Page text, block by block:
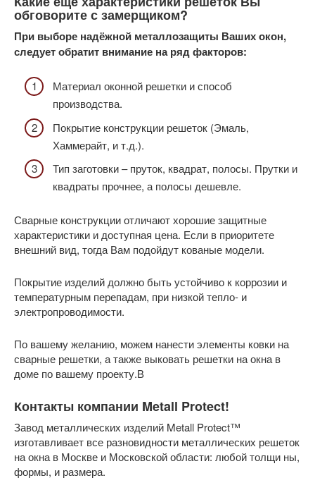
обговорите с замерщиком?
При выборе надёжной металлозащиты Ваших окон,
следует обратит внимание на ряд факторов:
Материал оконной решетки и способ
производства.
Покрытие конструкции решеток (Эмаль,
Хаммерайт, и т.д.).
Тип заготовки – пруток, квадрат, полосы. Прутки и
квадраты прочнее, а полосы дешевле.
Сварные конструкции отличают хорошие защитные
характеристики и доступная цена. Если в приоритете
внешний вид, тогда Вам подойдут кованые модели.
Покрытие изделий должно быть устойчиво к коррозии и
температурным перепадам, при низкой тепло- и
электропроводимости.
По вашему желанию, можем нанести элементы ковки на
сварные решетки, а также выковать решетки на окна в
доме по вашему проекту.В
Контакты компании Metall Protect!
Завод металлических изделий Metall Protect™
изготавливает все разновидности металлических решеток
на окна в Москве и Московской области: любой толщи ны,
формы, и размера.